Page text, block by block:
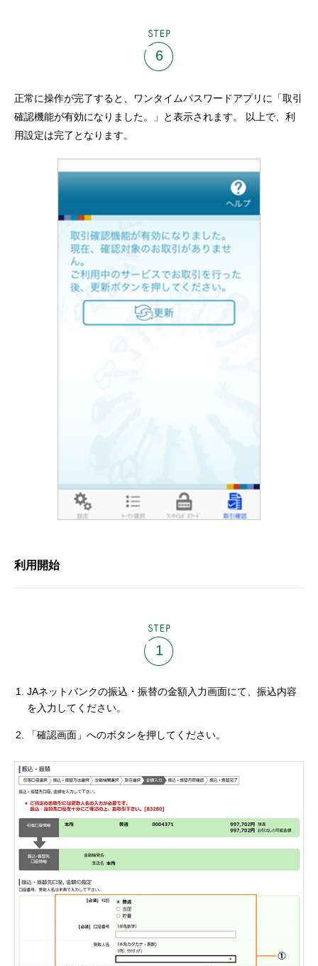
6
正常に操作が完了すると、ワンタイムパスワードアプリに「取引
確認機能が有効になりました。」と表示されます。 以上で、利
用設定は完了となります。
利用開始
1
JAネットバンクの振込・振替の金額入力画面にて、振込内容
を入力してください。
「確認画面」へのボタンを押してください。